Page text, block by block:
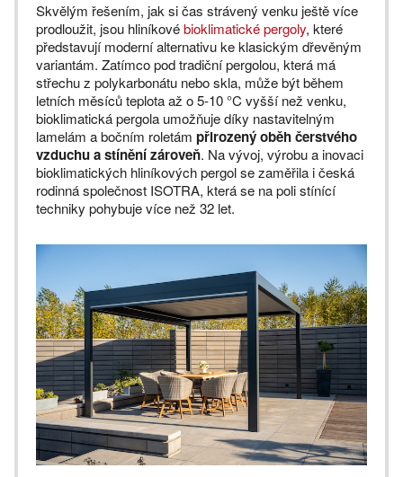
Skvělým řešením, jak si čas strávený venku ještě více
prodloužit, jsou hliníkovébioklimatické pergoly, které
představují moderní alternativu ke klasickým dřevěným
variantám. Zatímco pod tradiční pergolou, která má
střechu z polykarbonátu nebo skla, může být během
letních měsíců teplota až o 5-10 °C vyšší než venku,
bioklimatická pergola umožňuje díky nastavitelným
lamelám a bočním roletám přirozený oběh čerstvého
vzduchu a stínění zároveň. Na vývoj, výrobu a inovaci
bioklimatických hliníkových pergol se zaměřila i česká
rodinná společnost ISOTRA, která se na poli stínící
techniky pohybuje více než 32 let.